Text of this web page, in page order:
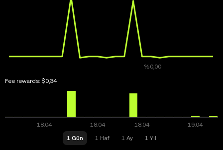
Fee rewards: $0,34
1 Gün 1 Haf 1 Ay 1 Yıl